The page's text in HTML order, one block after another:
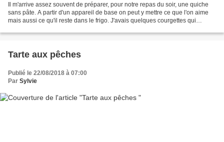
Il m'arrive assez souvent de préparer, pour notre repas du soir, une quiche
sans pâte. A partir d'un appareil de base on peut y mettre ce que l'on aime
mais aussi ce qu'il reste dans le frigo. J'avais quelques courgettes qui
Tarte aux pêches
Publié le 22/08/2018 à 07:00
Par Sylvie